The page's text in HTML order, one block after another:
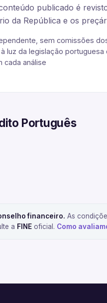
publicado é
da República e os
sem comissões
luz da legislação portuguesa
cada análise
Português
financeiro. As
a FINE oficial. Como